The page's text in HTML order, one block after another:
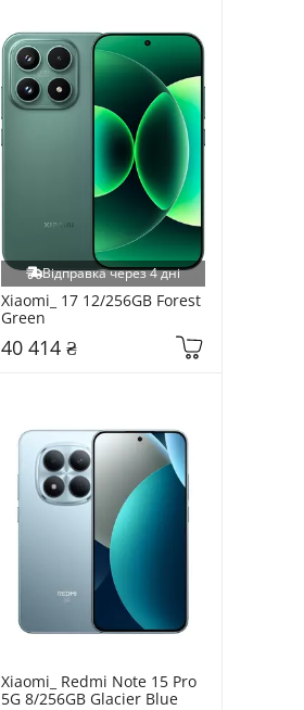
Відправка через 4 дні
Xiaomi_ 17 12/256GB Forest
Green
40 414 ₴
Xiaomi_ Redmi Note 15 Pro
5G 8/256GB Glacier Blue